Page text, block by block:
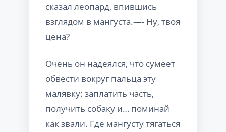
сказал леопард, впившись
взглядом в мангуста.—- Ну, твоя
цена?
Очень он надеялся, что сумеет
обвести вокруг пальца эту
малявку: заплатить часть,
получить собаку и… поминай
как звали. Где мангусту тягаться